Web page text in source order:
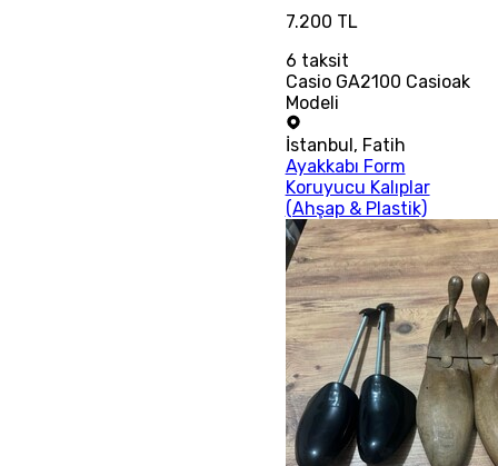
7.200 TL
6 taksit
Casio GA2100 Casioak
Modeli
İstanbul , Fatih
Ayakkabı Form
Koruyucu Kalıplar
(Ahşap & Plastik)